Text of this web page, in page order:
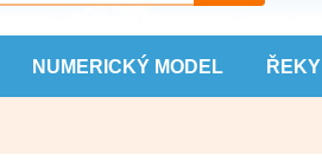
NUMERICKÝ MODEL ŘEKY